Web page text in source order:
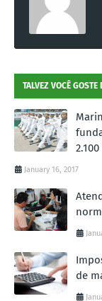
TALVEZ VOCÊ GOSTE
January 16, 2017
de